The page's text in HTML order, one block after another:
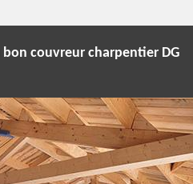
bon couvreur charpentier DG